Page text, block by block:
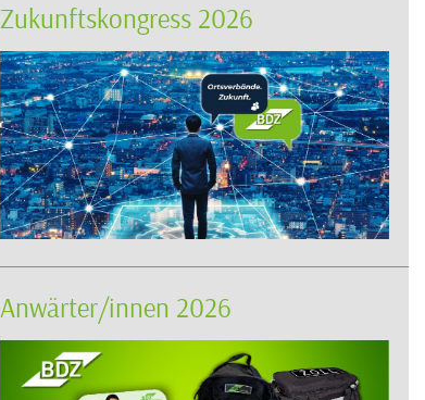
Zukunftskongress 2026
Anwärter/innen 2026